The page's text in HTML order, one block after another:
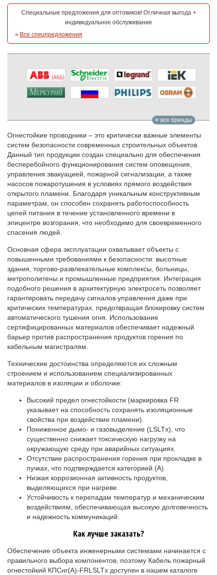
Специальные предложения для оптовиков! Отличная выгода +
индивидуальное обслуживание
» Все спецпредложения
все бренды
Огнестойкие проводники – это критически важные элементы
систем безопасности современных строительных объектов.
Данный тип продукции создан специально для обеспечения
бесперебойного функционирования систем оповещения,
управления эвакуацией, пожарной сигнализации, а также
насосов пожаротушения в условиях прямого воздействия
открытого пламени. Благодаря уникальным конструктивным
параметрам, он способен сохранять работоспособность
цепей питания в течение установленного времени в
эпицентре возгорания, что необходимо для своевременного
спасения людей.
Основная сфера эксплуатации охватывает объекты с
повышенными требованиями к безопасности: высотные
здания, торгово-развлекательные комплексы, больницы,
метрополитены и промышленные предприятия. Интеграция
подобного решения в архитектурную электросеть позволяет
гарантировать передачу сигналов управления даже при
критических температурах, предотвращая блокировку систем
автоматического тушения огня. Использование
сертифицированных материалов обеспечивает надежный
барьер против распространения продуктов горения по
кабельным магистралям.
Технические достоинства определяются их сложным
строением и использованием специализированных
материалов в изоляции и оболочке:
Высокий предел огнестойкости (маркировка FR
указывает на способность сохранять изоляционные
свойства при воздействии пламени).
Пониженное дымо- и газовыделение (LSLTx), что
существенно снижает токсическую нагрузку на
окружающую среду при аварийных ситуациях.
Отсутствие распространения горения при прокладке в
пучках, что подтверждается категорией (A).
Низкая коррозионная активность продуктов,
выделяющихся при нагреве.
Устойчивость к перепадам температур и механическим
воздействиям, обеспечивающая высокую долговечность
и надежность коммуникаций.
Как лучше заказать?
Обеспечение объекта инженерными системами начинается с
правильного выбора компонентов, поэтому Кабель пожарный
огнестойкий КПСнг(A)-FRLSLTx доступен в нашем каталоге